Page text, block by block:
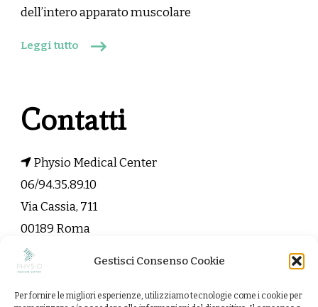
Gestisci Consenso Cookie
Per fornire le migliori esperienze, utilizziamo tecnologie come i cookie per
dell’intero apparato muscolare
Leggi tutto
Contatti
Physio Medical Center
06/94.35.89.10
Via Cassia, 711
00189 Roma
info@physiomedicalcenter.it